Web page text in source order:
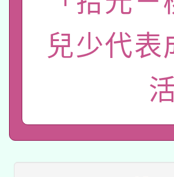
業技術研究
用水績優單
桃園市孔廟
開 智慧啟航」
2026年桃園
本校115學
招甄選結果
招)
適應運動共
本館辦理115
暨閱讀推動
兒少代